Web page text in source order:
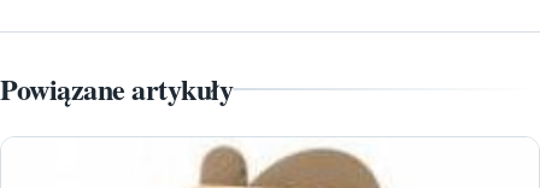
Powiązane artykuły